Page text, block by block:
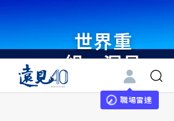
世界重
組・洞見
未來 與
世界領袖
職場雷達